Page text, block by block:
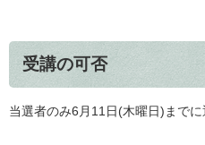
受講の可否
当選者のみ6月11日(木曜日)までに